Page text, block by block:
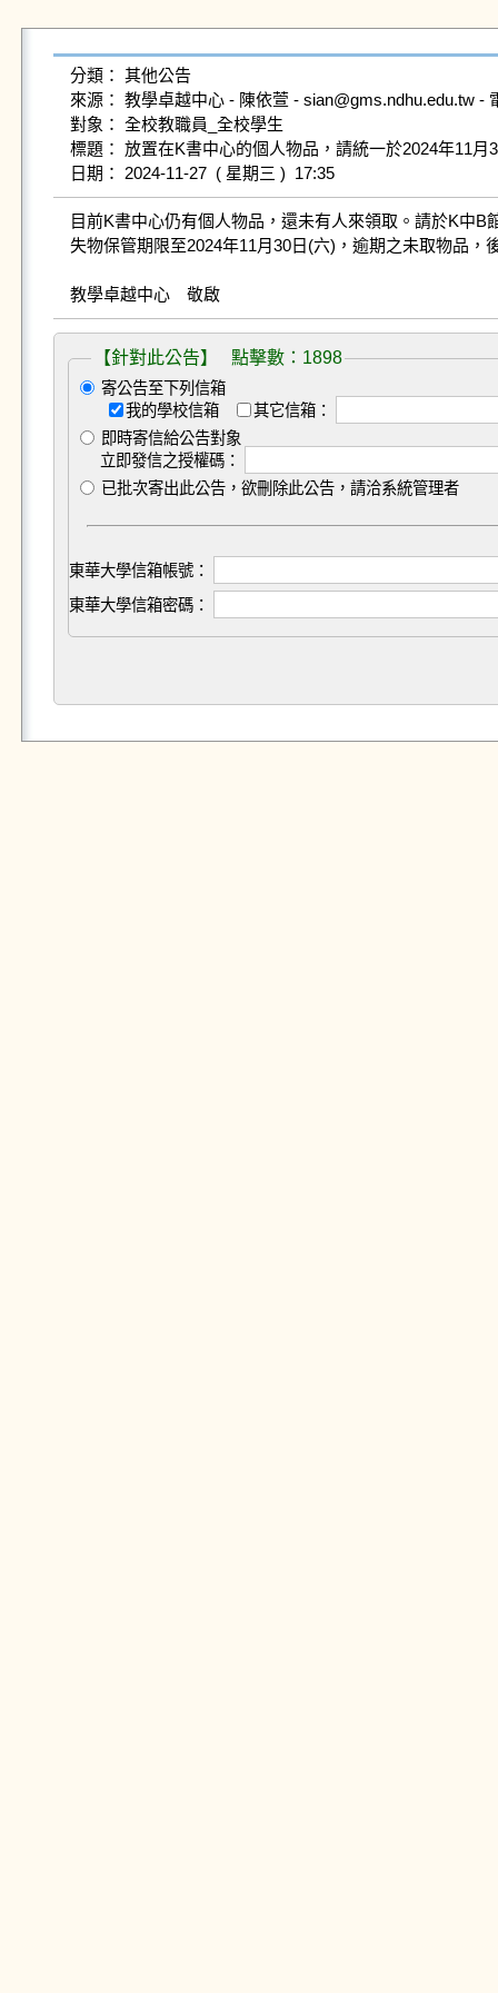
分類： 其他公告
來源： 教學卓越中心 - 陳依萱 - sian@gms.ndhu.edu.tw -
對象： 全校教職員_全校學生
標題： 放置在K書中心的個人物品，請統一於2024年11月
日期： 2024-11-27  ( 星期三 )  17:35
目前K書中心仍有個人物品，還未有人來領取。請於K中B
失物保管期限至2024年11月30日(六)，逾期之未取物品，
教學卓越中心　敬啟
【針對此公告】 點擊數：1898
寄公告至下列信箱
我的學校信箱
其它信箱：
即時寄信給公告對象
立即發信之授權碼：
已批次寄出此公告，欲刪除此公告，請洽系統管理者
東華大學信箱帳號：
東華大學信箱密碼：